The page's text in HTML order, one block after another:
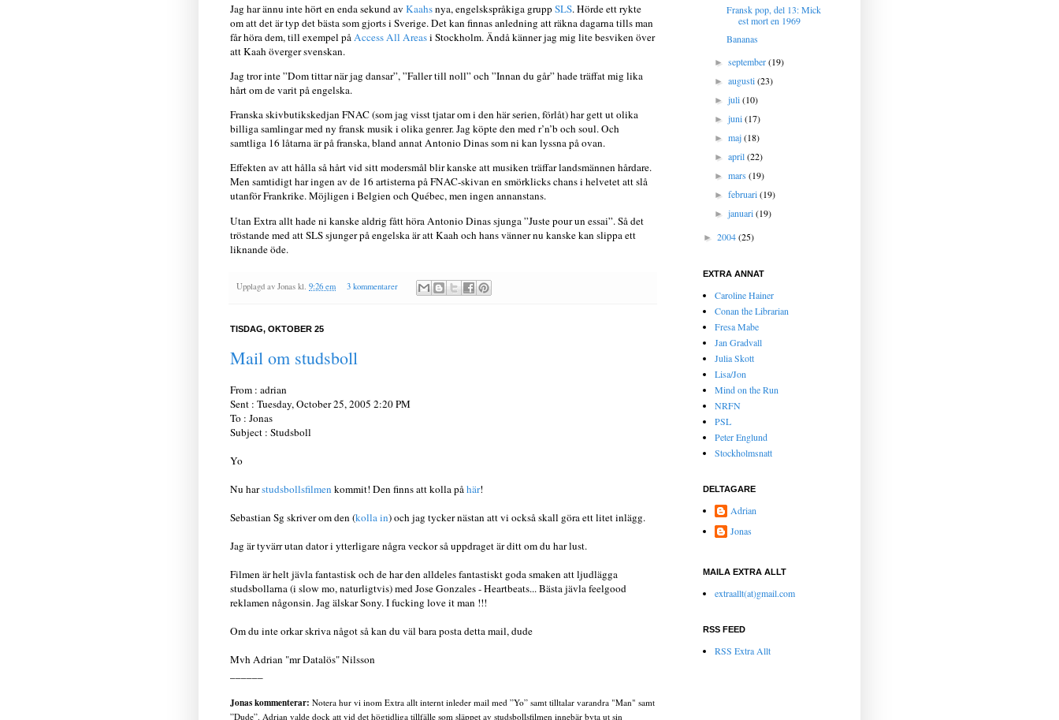
Jag har ännu inte hört en enda sekund av Kaahsnya, engelskspråkiga gruppSLS. Hörde ett rykte
om att det är typ det bästa som gjorts i Sverige. Det kan finnas anledning att räkna dagarna tills man
får höra dem, till exempel påAccess All Areasi Stockholm. Ändå känner jag mig lite besviken över
att Kaah överger svenskan.
Jag tror inte ”Dom tittar när jag dansar”, ”Faller till noll” och ”Innan du går” hade träffat mig lika
hårt om de varit på engelska.
Franska skivbutikskedjan FNAC (som jag visst tjatar om i den här serien, förlåt) har gett ut olika
billiga samlingar med ny fransk musik i olika genrer. Jag köpte den med r’n’b och soul. Och
samtliga 16 låtarna är på franska, bland annat Antonio Dinas som ni kan lyssna på ovan.
Effekten av att hålla så hårt vid sitt modersmål blir kanske att musiken träffar landsmännen hårdare.
Men samtidigt har ingen av de 16 artisterna på FNAC-skivan en smörklicks chans i helvetet att slå
utanför Frankrike. Möjligen i Belgien och Québec, men ingen annanstans.
Utan Extra allt hade ni kanske aldrig fått höra Antonio Dinas sjunga ”Juste pour un essai”. Så det
tröstande med att SLS sjunger på engelska är att Kaah och hans vänner nu kanske kan slippa ett
liknande öde.
Upplagd av Jonas kl. 9:26 em 3 kommentarer
TISDAG, OKTOBER 25
Mail om studsboll
From : adrian
Sent : Tuesday, October 25, 2005 2:20 PM
To : Jonas
Subject : Studsboll
Yo
Nu harstudsbollsfilmen kommit! Den finns att kolla påhär!
Sebastian Sg skriver om den (kolla in) och jag tycker nästan att vi också skall göra ett litet inlägg.
Jag är tyvärr utan dator i ytterligare några veckor så uppdraget är ditt om du har lust.
Filmen är helt jävla fantastisk och de har den alldeles fantastiskt goda smaken att ljudlägga
studsbollarna (i slow mo, naturligtvis) med Jose Gonzales - Heartbeats... Bästa jävla feelgood
reklamen någonsin. Jag älskar Sony. I fucking love it man !!!
Om du inte orkar skriva något så kan du väl bara posta detta mail, dude
Mvh Adrian "mr Datalös" Nilsson
Jonas kommenterar: Notera hur vi inom Extra allt internt inleder mail med ”Yo” samt tilltalar varandra "Man" samt
”Dude”. Adrian valde dock att vid det högtidliga tillfälle som släppet av studsbollsfilmen innebär byta ut sin
Fransk pop, del 13: Mick
est mort en 1969
Bananas
►september(19)
►augusti(23)
►juli(10)
►juni(17)
►maj(18)
►april(22)
►mars(19)
►februari(19)
►januari(19)
► 2004(25)
EXTRA ANNAT
Caroline Hainer
Conan the Librarian
Fresa Mabe
Jan Gradvall
Julia Skott
Lisa/Jon
Mind on the Run
NRFN
PSL
Peter Englund
Stockholmsnatt
DELTAGARE
Adrian
Jonas
MAILA EXTRA ALLT
extraallt(at)gmail.com
RSS FEED
RSS Extra Allt